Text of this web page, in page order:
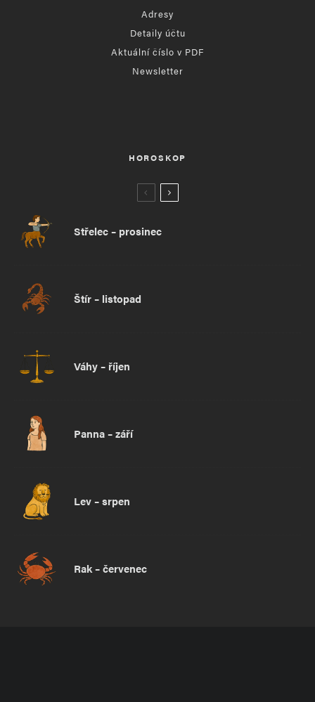
Adresy
Detaily účtu
Aktuální číslo v PDF
Newsletter
HOROSKOP
Střelec – prosinec
Štír – listopad
Váhy – říjen
Panna – září
Lev – srpen
Rak – červenec